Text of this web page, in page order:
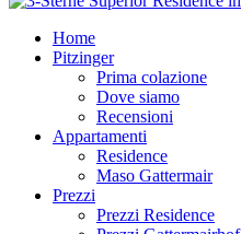
Home
Pitzinger
Prima colazione
Dove siamo
Recensioni
Appartamenti
Residence
Maso Gattermair
Prezzi
Prezzi Residence